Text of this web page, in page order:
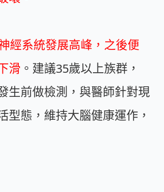
經系統發展高峰，之後便
滑 。建議35歲以上族群，
生前做檢測，與醫師針對現
型態，維持大腦健康運作，